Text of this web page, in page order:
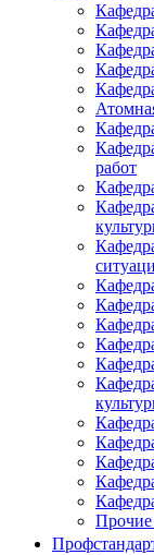
работ
Прочие